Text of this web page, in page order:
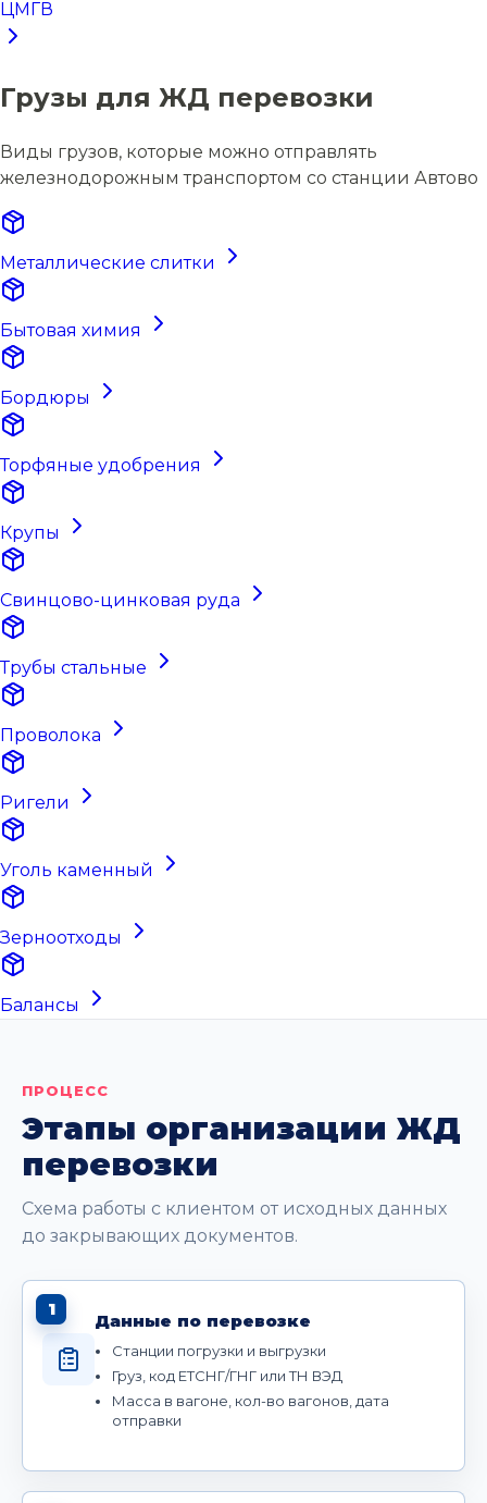
ЦМГВ
Грузы для ЖД перевозки
Виды грузов, которые можно отправлять
железнодорожным транспортом со станции Автово
Металлические слитки
Бытовая химия
Бордюры
Торфяные удобрения
Крупы
Свинцово-цинковая руда
Трубы стальные
Проволока
Ригели
Уголь каменный
Зерноотходы
Балансы
ПРОЦЕСС
Этапы организации ЖД
перевозки
Схема работы с клиентом от исходных данных
до закрывающих документов.
1
Данные по перевозке
Станции погрузки и выгрузки
Груз, код ЕТСНГ/ГНГ или ТН ВЭД
Масса в вагоне, кол-во вагонов, дата
отправки